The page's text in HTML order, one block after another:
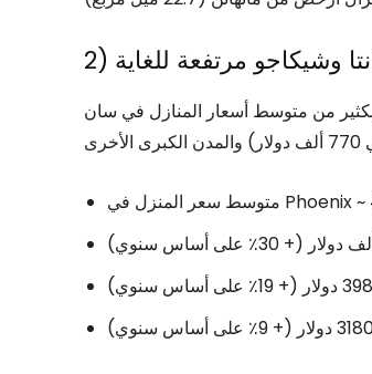
وشيكاجو مرتفعة للغاية
من متوسط ​​أسعار المنازل في سان